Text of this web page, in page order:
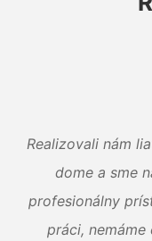
Realizovali nám
dome a sme
profesionálny
práci,